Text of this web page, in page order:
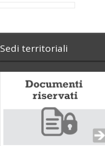
Sedi territoriali